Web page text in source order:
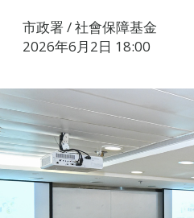
市政署 / 社會保障基金
2026年6月2日 18:00